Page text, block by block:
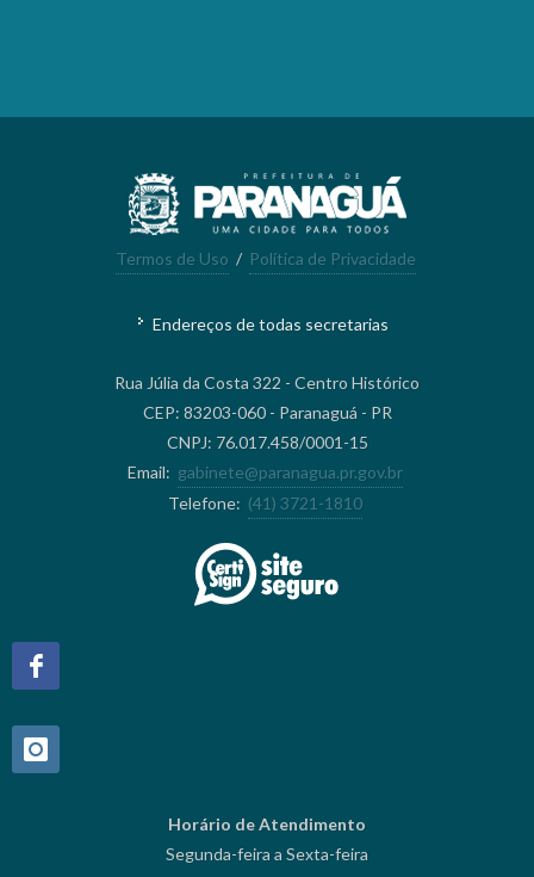
Termos de Uso / Política de Privacidade
Endereços de todas secretarias
Rua Júlia da Costa 322 - Centro Histórico
CEP: 83203-060 - Paranaguá - PR
CNPJ: 76.017.458/0001-15
Email: gabinete@paranagua.pr.gov.br
Telefone: (41) 3721-1810
Horário de Atendimento
Segunda-feira a Sexta-feira